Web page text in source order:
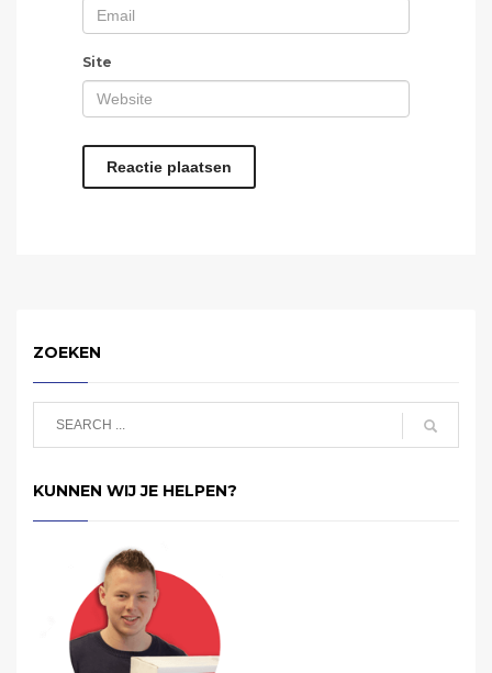
Site
ZOEKEN
KUNNEN WIJ JE HELPEN?